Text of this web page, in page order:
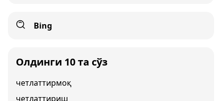
Bing
Олдинги 10 та сўз
четлаттирмоқ
четлаттириш